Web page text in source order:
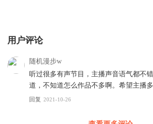
用户评论
随机漫步w
听过很多有声节目，主播声音语气都不
道，不知道怎么作品不多啊。希望主播
回复 2021-10-26